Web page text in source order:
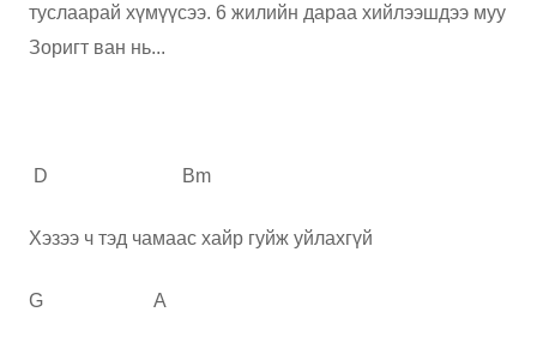
туслаарай хүмүүсээ. 6 жилийн дараа хийлээшдээ муу
Зоригт ван нь...
D Bm
Хэзээ ч тэд чамаас хайр гуйж уйлахгүй
G A